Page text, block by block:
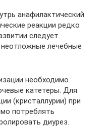
анафилактический
реакции редко
следует
лечебные
необходимо
катетеры. Для
(кристаллурии) при
потреблять
диурез.